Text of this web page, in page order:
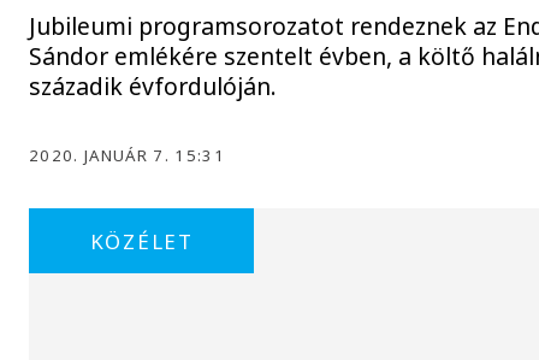
Jubileumi programsorozatot rendeznek az
Sándor emlékére szentelt évben, a költő
századik évfordulóján.
2020. JANUÁR 7. 15:31
KÖZÉLET